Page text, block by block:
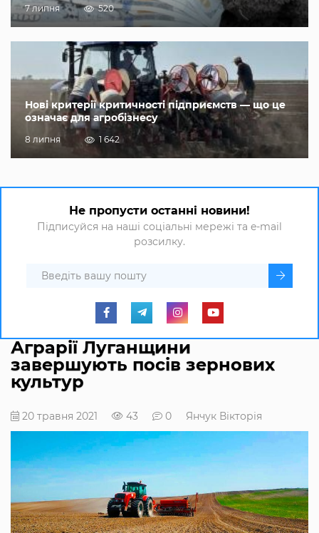
7 липня 520
Нові критерії критичності підприємств — що це
означає для агробізнесу
8 липня 1 642
Не пропусти останні новини!
Підписуйся на наші соціальні мережі та e-mail
розсилку.
Аграрії Луганщини
завершують посів зернових
культур
20 травня 2021 43 0 Янчук Вікторія